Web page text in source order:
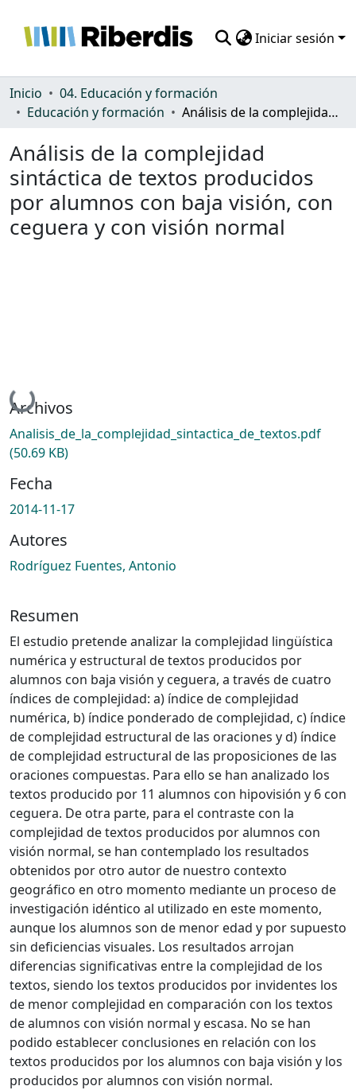
Iniciar sesión
Comunidades
Estadísticas
Inicio
04. Educación y formación
Educación y formación
Análisis de la complejidad sintáctica de textos producidos por alumnos con baja visión, con ceguera y con visión normal
Análisis de la complejidad
sintáctica de textos producidos
por alumnos con baja visión, con
ceguera y con visión normal
Cargando...
Archivos
Analisis_de_la_complejidad_sintactica_de_textos.pdf
(50.69 KB)
Fecha
2014-11-17
Autores
Rodríguez Fuentes, Antonio
Resumen
El estudio pretende analizar la complejidad lingüística
numérica y estructural de textos producidos por
alumnos con baja visión y ceguera, a través de cuatro
índices de complejidad: a) índice de complejidad
numérica, b) índice ponderado de complejidad, c) índice
de complejidad estructural de las oraciones y d) índice
de complejidad estructural de las proposiciones de las
oraciones compuestas. Para ello se han analizado los
textos producido por 11 alumnos con hipovisión y 6 con
ceguera. De otra parte, para el contraste con la
complejidad de textos producidos por alumnos con
visión normal, se han contemplado los resultados
obtenidos por otro autor de nuestro contexto
geográfico en otro momento mediante un proceso de
investigación idéntico al utilizado en este momento,
aunque los alumnos son de menor edad y por supuesto
sin deficiencias visuales. Los resultados arrojan
diferencias significativas entre la complejidad de los
textos, siendo los textos producidos por invidentes los
de menor complejidad en comparación con los textos
de alumnos con visión normal y escasa. No se han
podido establecer conclusiones en relación con los
textos producidos por los alumnos con baja visión y los
producidos por alumnos con visión normal.